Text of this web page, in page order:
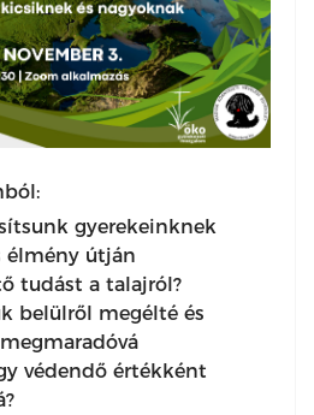
gyerekeinknek
élmény útján
tudást a talajról?
belülről megélté és
védendő értékként